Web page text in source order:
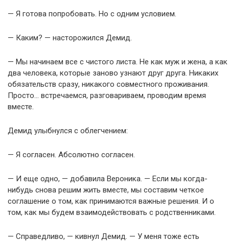
— Я готова попробовать. Но с одним условием.
— Каким? — насторожился Демид.
— Мы начинаем все с чистого листа. Не как муж и жена, а как
два человека, которые заново узнают друг друга. Никаких
обязательств сразу, никакого совместного проживания.
Просто… встречаемся, разговариваем, проводим время
вместе.
Демид улыбнулся с облегчением:
— Я согласен. Абсолютно согласен.
— И еще одно, — добавила Вероника. — Если мы когда-
нибудь снова решим жить вместе, мы составим четкое
соглашение о том, как принимаются важные решения. И о
том, как мы будем взаимодействовать с родственниками.
— Справедливо, — кивнул Демид. — У меня тоже есть